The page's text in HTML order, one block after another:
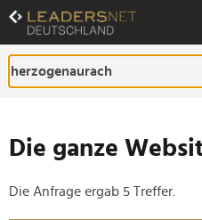
Zum
Inhalt
Zur
Fußzeilen-
Navigation
Die ganze
Die Anfrage ergab 5 Treffer.